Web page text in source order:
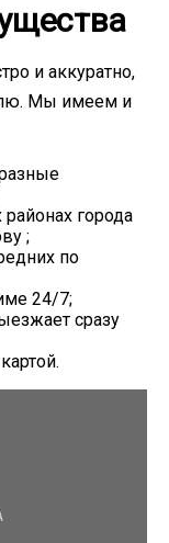
и аккуратно,
Мы имеем и
города
;
по
24/7;
сразу